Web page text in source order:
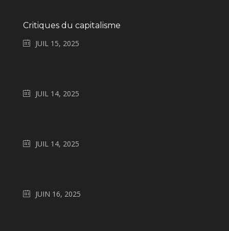
Critiques du capitalisme
JUIL 15, 2025
JUIL 14, 2025
JUIL 14, 2025
JUIN 16, 2025